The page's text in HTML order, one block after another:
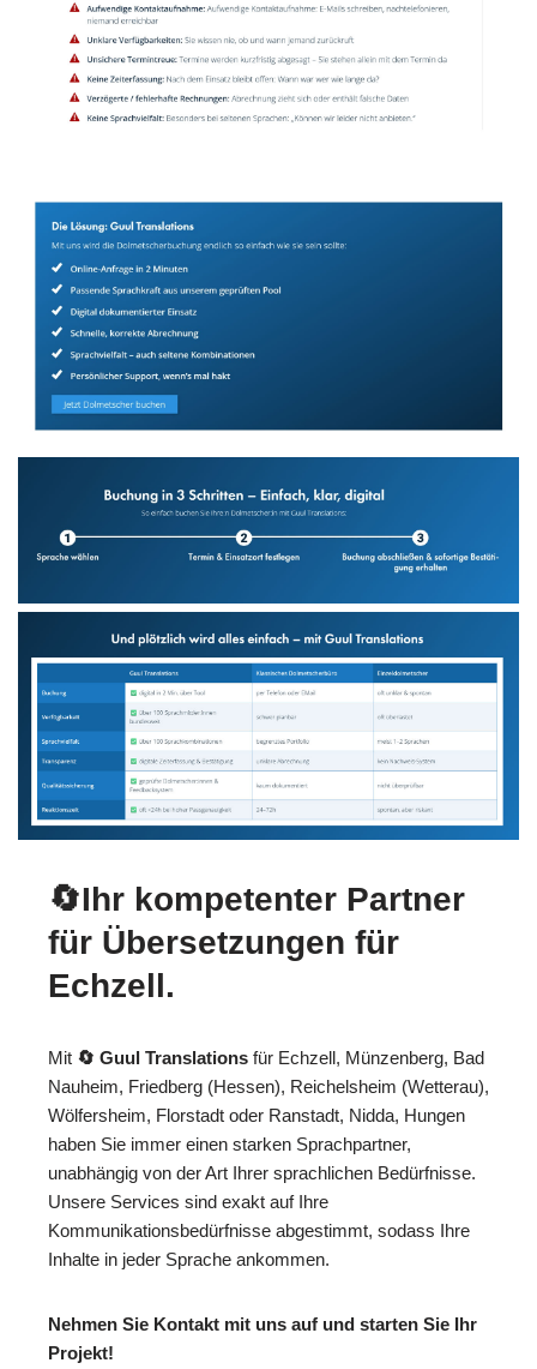
🔄Ihr kompetenter Partner
für Übersetzungen für
Echzell.
Mit 🔄 Guul Translations für Echzell, Münzenberg, Bad
Nauheim, Friedberg (Hessen), Reichelsheim (Wetterau),
Wölfersheim, Florstadt oder Ranstadt, Nidda, Hungen
haben Sie immer einen starken Sprachpartner,
unabhängig von der Art Ihrer sprachlichen Bedürfnisse.
Unsere Services sind exakt auf Ihre
Kommunikationsbedürfnisse abgestimmt, sodass Ihre
Inhalte in jeder Sprache ankommen.
Nehmen Sie Kontakt mit uns auf und starten Sie Ihr
Projekt!